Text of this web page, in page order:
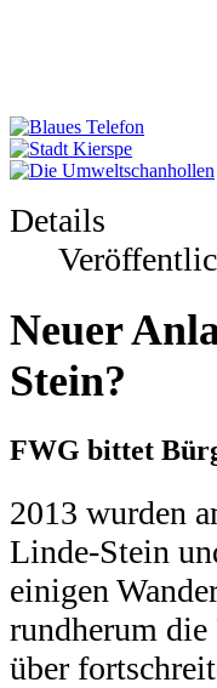
Details
Neuer
Stein?
FWG bittet
2013 wurden
Linde-Stein
einigen
rundherum die
über